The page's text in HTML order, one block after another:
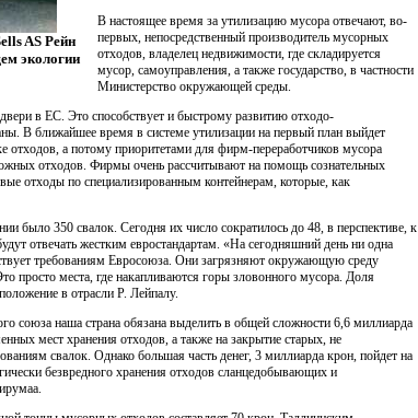
AS Рейн
экологии
В настоящее время за утилизацию мусора отвечают, во-
первых, непосредственный производитель мусорных
отходов, владелец недвижимости, где складируется
мусор, самоуправления, а также государство, в частности
Министерство окружающей среды.
двери в ЕС. Это способствует и быстрому развитию отходо-
В ближайшее время в системе утилизации на первый план выйдет
отходов, а потому приоритетами для фирм-переработчиков мусора
отходов. Фирмы очень рассчитывают на помощь сознательных
отходы по специализированным контейнерам, которые, как
было 350 свалок. Сегодня их число сократилось до 48, в перспективе, к
отвечать жестким евростандартам. «На сегодняшний день ни одна
требованиям Евросоюза. Они загрязняют окружающую среду
просто места, где накапливаются горы зловонного мусора. Доля
в отрасли Р. Лейпалу.
союза наша страна обязана выделить в общей сложности 6,6 миллиарда
мест хранения отходов, а также на закрытие старых, не
свалок. Однако большая часть денег, 3 миллиарда крон, пойдет на
безвредного хранения отходов сланцедобывающих и